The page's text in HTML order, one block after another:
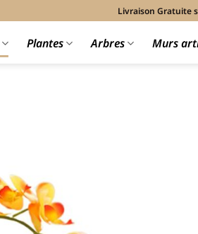
Livraison Gratuite
Plantes Arbres Murs